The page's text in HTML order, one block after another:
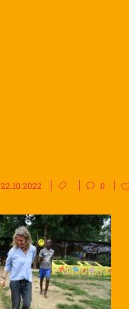
22.10.2022 0